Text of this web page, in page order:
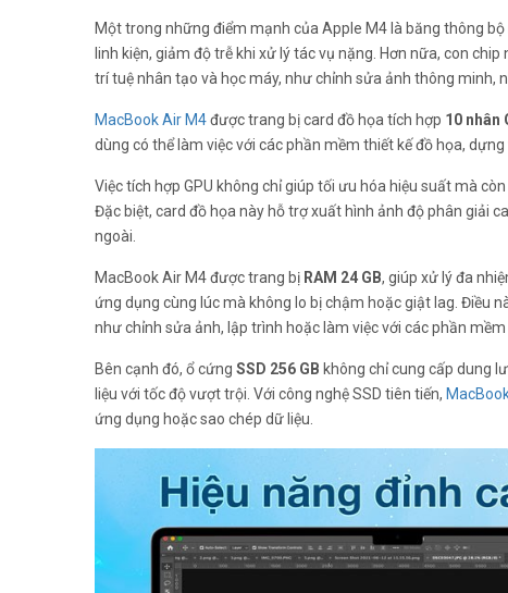
Một trong những điểm mạnh của Apple M4 là băng thông bộ
linh kiện, giảm độ trễ khi xử lý tác vụ nặng. Hơn nữa, con
trí tuệ nhân tạo và học máy, như chỉnh sửa ảnh thông minh,
MacBook Air M4được trang bị card đồ họa tích hợp 10 nhân
dùng có thể làm việc với các phần mềm thiết kế đồ họa,
Việc tích hợp GPU không chỉ giúp tối ưu hóa hiệu suất mà
Đặc biệt, card đồ họa này hỗ trợ xuất hình ảnh độ phân giải
ngoài.
MacBook Air M4 được trang bị RAM 24 GB, giúp xử lý đa
ứng dụng cùng lúc mà không lo bị chậm hoặc giật lag. Điều
như chỉnh sửa ảnh, lập trình hoặc làm việc với các phần mềm
Bên cạnh đó, ổ cứng SSD 256 GB không chỉ cung cấp dung
liệu với tốc độ vượt trội. Với công nghệ SSD tiên tiến,
ứng dụng hoặc sao chép dữ liệu.